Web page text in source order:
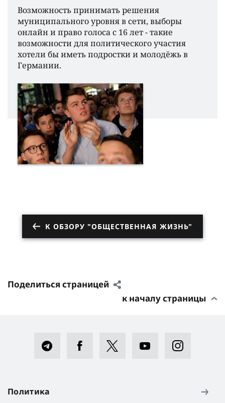
Возможность принимать решения
муниципального уровня в сети, выборы
онлайн и право голоса с 16 лет - такие
возможности для политического участия
хотели бы иметь подростки и молодëжь в
Германии.
К ОБЗОРУ "ОБЩЕСТВЕННАЯ ЖИЗНЬ"
Поделиться страницей
к началу страницы
Политика